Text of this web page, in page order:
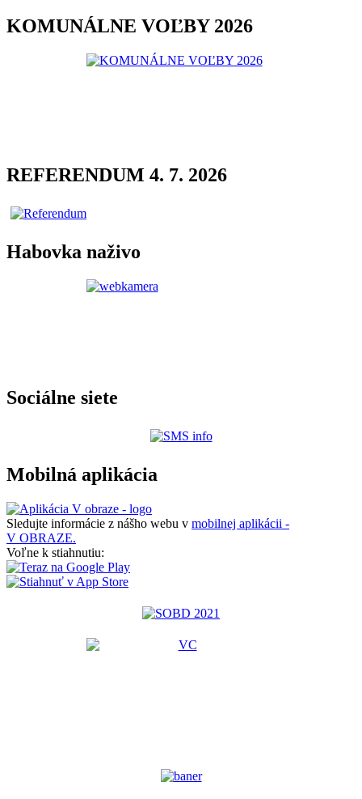
KOMUNÁLNE VOĽBY 2026
REFERENDUM 4. 7. 2026
Habovka naživo
Sociálne siete
Mobilná aplikácia
Sledujte informácie z nášho webu v mobilnej aplikácii -
V OBRAZE.
Voľne k stiahnutiu: